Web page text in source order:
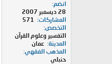
انضم
28 ديسمبر 2007
المشاركات
571
التخصص
التفسير وعلوم القرآن
المدينة عمان
المذهب الفقهي
حنبلي